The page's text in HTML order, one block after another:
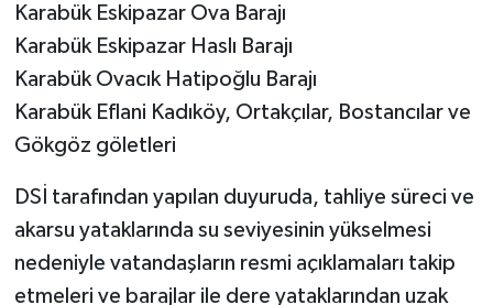
Karabük Eskipazar Ova Barajı
Karabük Eskipazar Haslı Barajı
Karabük Ovacık Hatipoğlu Barajı
Karabük Eflani Kadıköy, Ortakçılar, Bostancılar ve
Gökgöz göletleri
DSİ tarafından yapılan duyuruda, tahliye süreci ve
akarsu yataklarında su seviyesinin yükselmesi
nedeniyle vatandaşların resmi açıklamaları takip
etmeleri ve barajlar ile dere yataklarından uzak